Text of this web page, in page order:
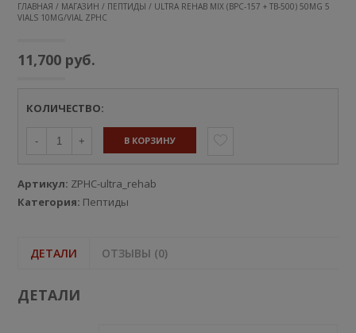
ГЛАВНАЯ / МАГАЗИН / ПЕПТИДЫ / ULTRA REHAB MIX (BPC-157 + TB-500) 50MG 5
VIALS 10MG/VIAL ZPHC
11,700 руб.
КОЛИЧЕСТВО:
- + В КОРЗИНУ
Артикул: ZPHC-ultra_rehab
Категория: Пептиды
ДЕТАЛИ ОТЗЫВЫ (0)
ДЕТАЛИ